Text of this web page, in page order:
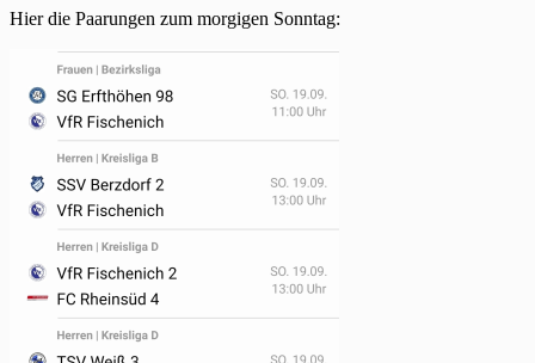
Hier die Paarungen zum morgigen Sonntag: